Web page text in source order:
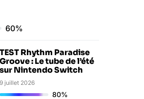
60%
TEST Rhythm Paradise
Groove : Le tube de l’été
sur Nintendo Switch
9 juillet 2026
80%